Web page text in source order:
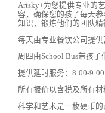
Artsky+为您提供专业的
容，确保您的孩子每天
知识，锻炼他们的团队精
每天由专业餐饮公司提
周四由School Bus带孩子
提供延时服务：8:00-
所有报价以含税及所有
科学和艺术是一枚硬币的